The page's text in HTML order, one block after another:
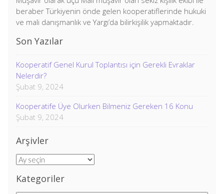
beraber Türkiyenin önde gelen kooperatiflerinde hukuki
ve mali danışmanlık ve Yargı’da bilirkişilik yapmaktadır.
Son Yazılar
Kooperatif Genel Kurul Toplantısı için Gerekli Evraklar
Nelerdir?
Şubat 9, 2024
Kooperatife Üye Olurken Bilmeniz Gereken 16 Konu
Şubat 9, 2024
Arşivler
Arşivler
Kategoriler